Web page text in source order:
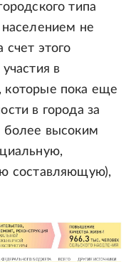
типа
не
этого
в
пока еще
в города за
более высоким
составляющую),